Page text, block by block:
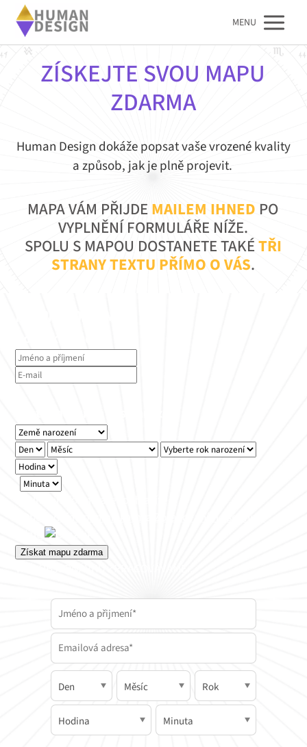
MENU
ZÍSKEJTE SVOU MAPU
ZDARMA
Human Design dokáže popsat vaše vrozené kvality
a způsob, jak je plně projevit.
MAPA VÁM PŘIJDE MAILEM IHNED PO
VYPLNĚNÍ FORMULÁŘE NÍŽE.
SPOLU S MAPOU DOSTANETE TAKÉTŘI
STRANY TEXTU PŘÍMO O VÁS.
Získat mapu zdarma